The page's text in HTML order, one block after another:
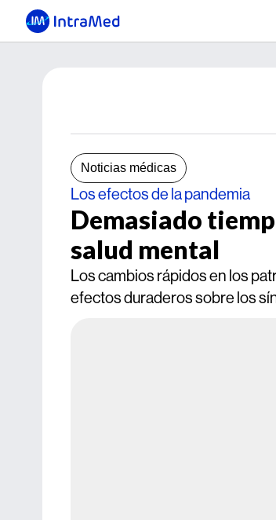
Noticias médicas
Los efectos de la pandemia
Demasiado
salud mental
Los cambios rápidos en los
efectos duraderos sobre los